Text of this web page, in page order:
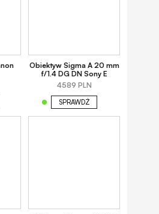
Obiektyw Sigma A 20 mm
f/1.4 DG DN Sony E
4589 PLN
SPRAWDŹ